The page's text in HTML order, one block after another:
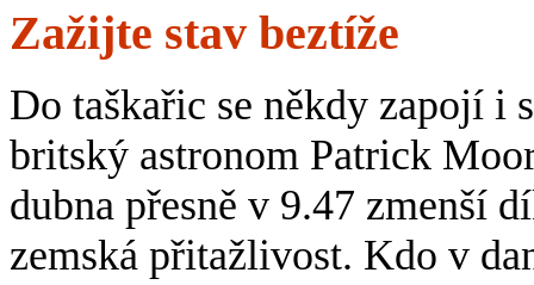
Zažijte stav beztíže
Do taškařic se někdy zapojí i
britský astronom Patrick
dubna přesně v 9.47 zmenší
zemská přitažlivost. Kdo v